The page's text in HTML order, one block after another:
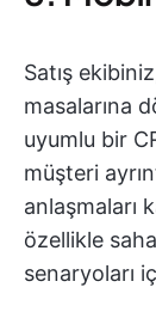
Satış
masalarına
uyumlu bir
müşteri
anlaşmaları
özellikle
senaryoları